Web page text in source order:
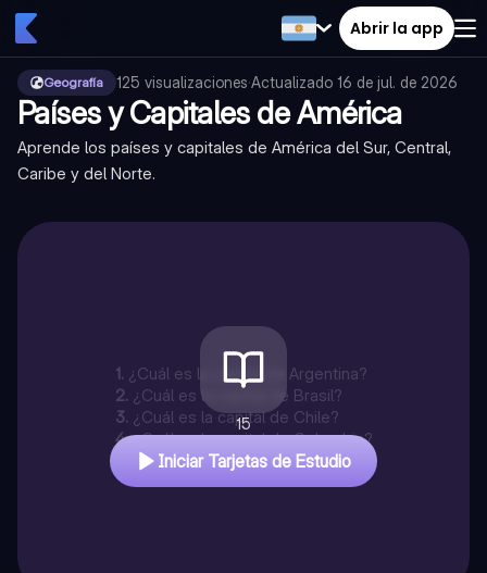
Abrir la app
Geografía 125 visualizaciones·Actualizado 16 de jul. de 2026
Países y Capitales de América
Aprende los países y capitales de América del Sur, Central,
Caribe y del Norte.
1. ¿Cuál es la capital de Argentina?
2. ¿Cuál es la capital de Brasil?
3. ¿Cuál es la capital de Chile?
4. ¿Cuál es la capital de Colombia?
15
Iniciar Tarjetas de Estudio